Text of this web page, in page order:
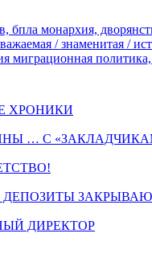
бпла монархия,
/ знаменитая /
миграционная
ХРОНИКИ
… С
ДЕПОЗИТЫ
ДИРЕКТОР